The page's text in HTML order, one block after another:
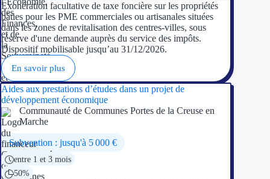
Exonération facultative de taxe foncière sur les propriétés
bâties pour les PME commerciales ou artisanales situées
dans les zones de revitalisation des centres-villes, sous
réserve d'une demande auprès du service des impôts.
Dispositif mobilisable jusqu’au 31/12/2026.
En savoir plus
Aides aux prestations d’études dans un projet de
développement économique
Communauté de Communes Portes de la Creuse en
Marche
Subvention : jusqu'à 5 000 €
entre 1 et 3 mois
50%